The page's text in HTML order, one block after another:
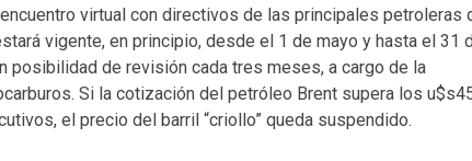
virtual con directivos de las principales petroleras
vigente, en principio, desde el 1 de mayo y hasta el 31
posibilidad de revisión cada tres meses, a cargo de la
Si la cotización del petróleo Brent supera los
el precio del barril “criollo” queda suspendido.